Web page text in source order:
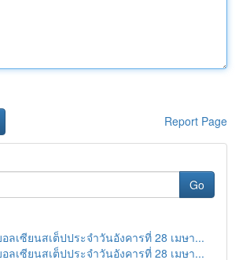
Report Page
Go
ลเซียนสเต็ปประจำวันอังคารที่ 28 เมษา...
ลเซียนสเต็ปประจำวันอังคารที่ 28 เมษา...